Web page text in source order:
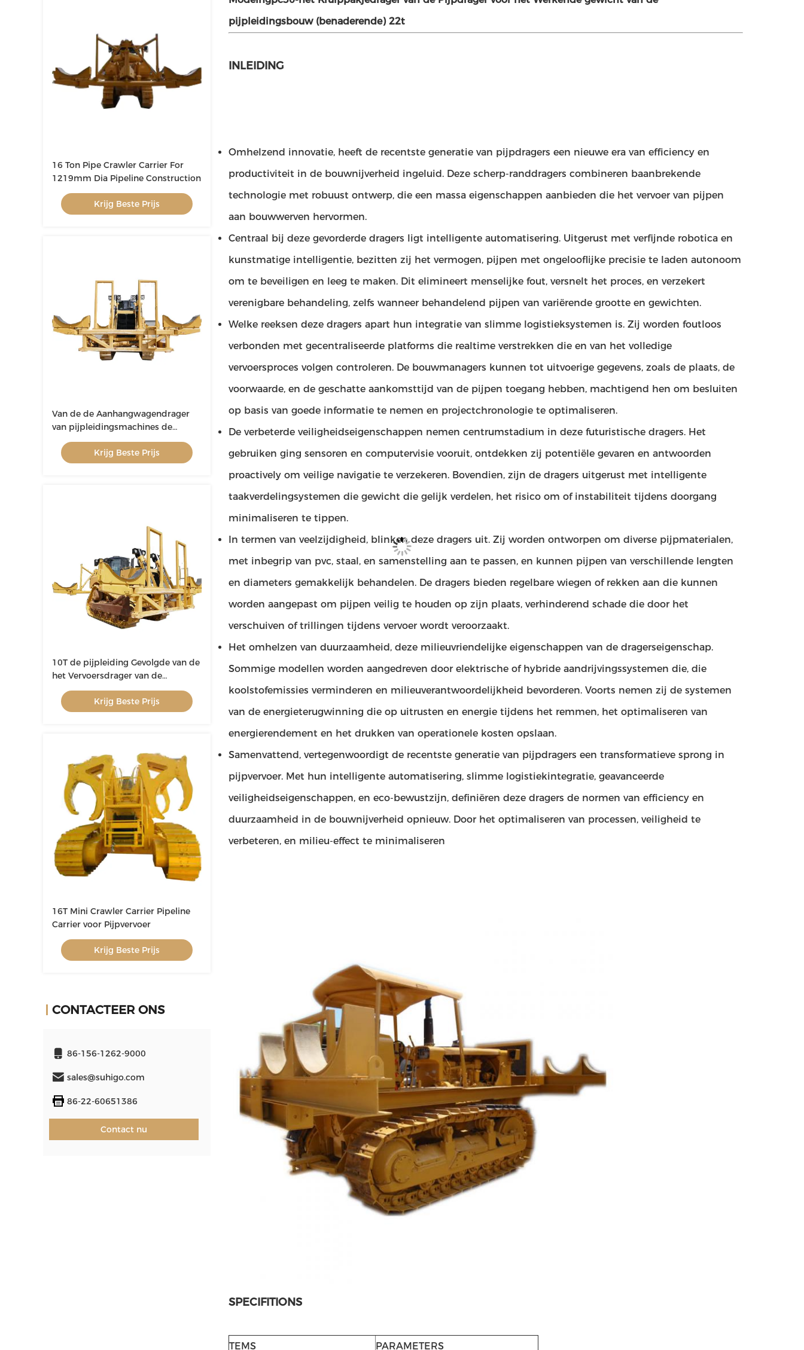
16 Ton Pipe Crawler Carrier For
1219mm Dia Pipeline Construction
Krijg Beste Prijs
Van de de Aanhangwagendrager
van pijpleidingsmachines de
Capaciteits16t Werkend Gewicht
22T
Krijg Beste Prijs
10T de pijpleiding Gevolgde van de
het Vervoersdrager van de
Dragerpijp Zelflading
Krijg Beste Prijs
16T Mini Crawler Carrier Pipeline
Carrier voor Pijpvervoer
Krijg Beste Prijs
CONTACTEER ONS
86-156-1262-9000
sales@suhigo.com
86-22-60651386
Contact nu
pijpleidingsbouw (benaderende) 22t
INLEIDING
Omhelzend innovatie, heeft de recentste generatie van pijpdragers een nieuwe era van efficiency en
productiviteit in de bouwnijverheid ingeluid. Deze scherp-randdragers combineren baanbrekende
technologie met robuust ontwerp, die een massa eigenschappen aanbieden die het vervoer van pijpen
aan bouwwerven hervormen.
Centraal bij deze gevorderde dragers ligt intelligente automatisering. Uitgerust met verfijnde robotica en
kunstmatige intelligentie, bezitten zij het vermogen, pijpen met ongelooflijke precisie te laden autonoom
om te beveiligen en leeg te maken. Dit elimineert menselijke fout, versnelt het proces, en verzekert
verenigbare behandeling, zelfs wanneer behandelend pijpen van variërende grootte en gewichten.
Welke reeksen deze dragers apart hun integratie van slimme logistieksystemen is. Zij worden foutloos
verbonden met gecentraliseerde platforms die realtime verstrekken die en van het volledige
vervoersproces volgen controleren. De bouwmanagers kunnen tot uitvoerige gegevens, zoals de plaats, de
voorwaarde, en de geschatte aankomsttijd van de pijpen toegang hebben, machtigend hen om besluiten
op basis van goede informatie te nemen en projectchronologie te optimaliseren.
De verbeterde veiligheidseigenschappen nemen centrumstadium in deze futuristische dragers. Het
gebruiken ging sensoren en computervisie vooruit, ontdekken zij potentiële gevaren en antwoorden
proactively om veilige navigatie te verzekeren. Bovendien, zijn de dragers uitgerust met intelligente
taakverdelingsystemen die gewicht die gelijk verdelen, het risico om of instabiliteit tijdens doorgang
minimaliseren te tippen.
In termen van veelzijdigheid, blinken deze dragers uit. Zij worden ontworpen om diverse pijpmaterialen,
met inbegrip van pvc, staal, en samenstelling aan te passen, en kunnen pijpen van verschillende lengten
en diameters gemakkelijk behandelen. De dragers bieden regelbare wiegen of rekken aan die kunnen
worden aangepast om pijpen veilig te houden op zijn plaats, verhinderend schade die door het
verschuiven of trillingen tijdens vervoer wordt veroorzaakt.
Het omhelzen van duurzaamheid, deze milieuvriendelijke eigenschappen van de dragerseigenschap.
Sommige modellen worden aangedreven door elektrische of hybride aandrijvingssystemen die, die
koolstofemissies verminderen en milieuverantwoordelijkheid bevorderen. Voorts nemen zij de systemen
van de energieterugwinning die op uitrusten en energie tijdens het remmen, het optimaliseren van
energierendement en het drukken van operationele kosten opslaan.
Samenvattend, vertegenwoordigt de recentste generatie van pijpdragers een transformatieve sprong in
pijpvervoer. Met hun intelligente automatisering, slimme logistiekintegratie, geavanceerde
veiligheidseigenschappen, en eco-bewustzijn, definiëren deze dragers de normen van efficiency en
duurzaamheid in de bouwnijverheid opnieuw. Door het optimaliseren van processen, veiligheid te
verbeteren, en milieu-effect te minimaliseren
SPECIFITIONS
TEMS PARAMETERS